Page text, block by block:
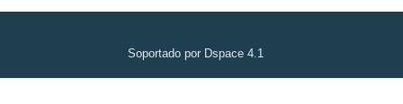
Soportado por Dspace 4.1